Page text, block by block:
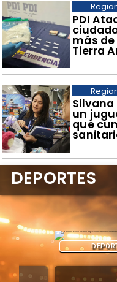
​PDI
más
Tierra
un
que
DEPORTES
DEPORTES